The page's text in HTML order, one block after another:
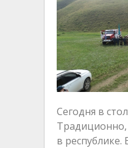
Сегодня в
Традиционно,
в